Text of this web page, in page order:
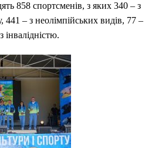
858 спортсменів, з яких 340 – з
441 – з неолімпійських видів, 77 –
інвалідністю.